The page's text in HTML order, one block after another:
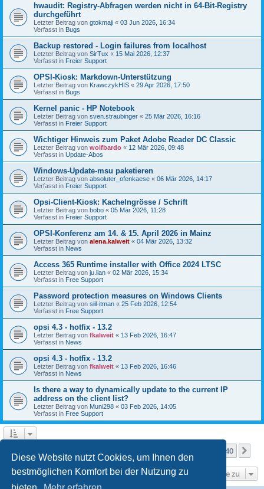
Diese Website nutzt Cookies, um Ihnen den
bestmöglichen Komfort bei der Nutzung zu
hwaudit: Registry-Abfragen werden nicht in 64-Bit-Registry
durchgeführt
Letzter Beitrag von gtokmaji « 03 Jun 2026, 16:34
Verfasst in Bugs
Backup restored - Login failures from localhost
Letzter Beitrag von SirTux « 15 Mai 2026, 12:37
Verfasst in Freier Support
OPSI-Kiosk: Markdown-Unterstützung
Letzter Beitrag von KrawczykHIS « 29 Apr 2026, 17:50
Verfasst in Bugs
Kernel panic - HP Notebook
Letzter Beitrag von sven.straubinger « 25 Mär 2026, 16:16
Verfasst in Freier Support
Wichtiger Hinweis zum Paket Adobe Reader DC Classic
Letzter Beitrag von wolfbardo « 12 Mär 2026, 09:48
Verfasst in Update-Abos
Windows-Update-msu paketieren
Letzter Beitrag von absoluter_ofenkaese « 06 Mär 2026, 14:17
Verfasst in Freier Support
Opsi-Client-Kiosk: Kachelngrösse / Schrift
Letzter Beitrag von bobo « 05 Mär 2026, 11:28
Verfasst in Freier Support
OPSI-Konferenz am 14. & 15. April 2026 in Mainz
Letzter Beitrag von alena.kalweit « 04 Mär 2026, 13:32
Verfasst in News
Access 365 Runtime installer with Office 2024 LTSC
Letzter Beitrag von ju.lian « 02 Mär 2026, 15:34
Verfasst in Free Support
Password protection measures on Windows Clients
Letzter Beitrag von siil-itman « 25 Feb 2026, 12:54
Verfasst in Free Support
opsi 4.3 - hotfix - 13.2
Letzter Beitrag von fkalweit « 13 Feb 2026, 16:47
Verfasst in News
opsi 4.3 - hotfix - 13.2
Letzter Beitrag von fkalweit « 13 Feb 2026, 16:46
Verfasst in News
Is there a way to dynamically update to the current IP
address on the client list?
Letzter Beitrag von Muni298 « 03 Feb 2026, 14:05
Verfasst in Free Support
40
Gehe zu